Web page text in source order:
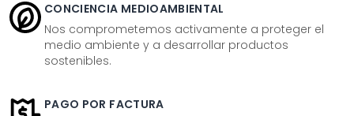
CONCIENCIA MEDIOAMBIENTAL
Nos comprometemos activamente a proteger el
medio ambiente y a desarrollar productos
sostenibles.
PAGO POR FACTURA